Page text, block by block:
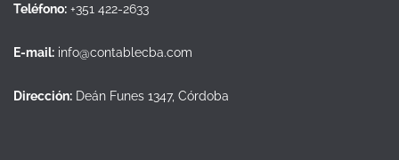
Teléfono: +351 422-2633
E-mail: info@contablecba.com
Dirección: Deán Funes 1347, Córdoba